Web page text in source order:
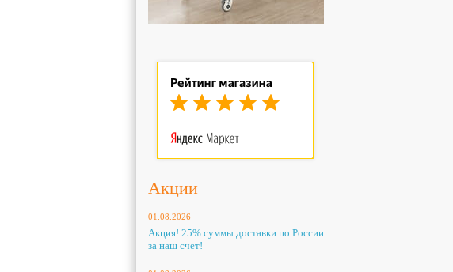
Акции
01.08.2026
Акция! 25% суммы доставки по России
за наш счет!